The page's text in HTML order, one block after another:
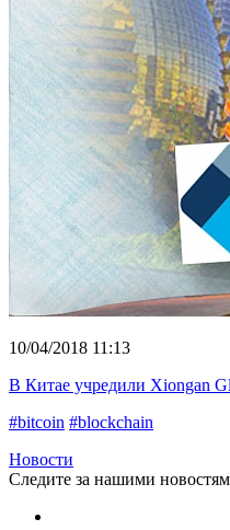
10/04/2018 11:13
В Китае учредили Xiongan
#bitcoin #blockchain
Новости
Следите за нашими